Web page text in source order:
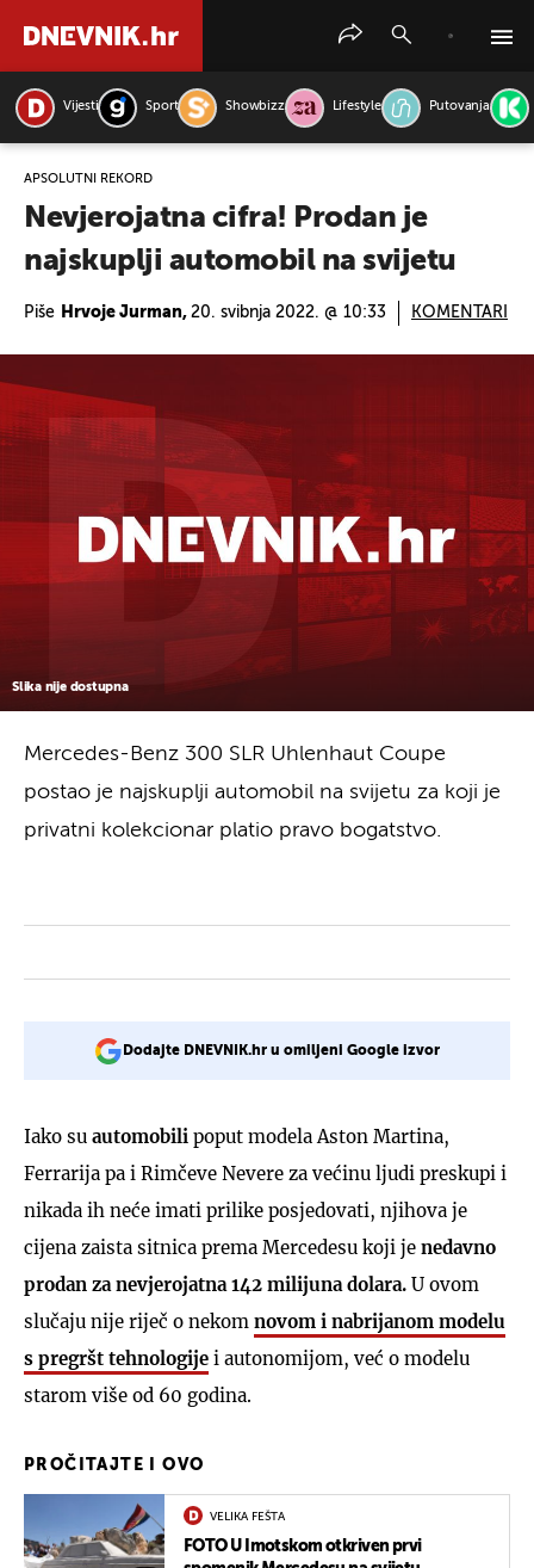
Vijesti Sport Showbizz Lifestyle Putovanja
APSOLUTNI REKORD
Nevjerojatna cifra! Prodan je
najskuplji automobil na svijetu
Piše Hrvoje Jurman, 20. svibnja 2022. @ 10:33 KOMENTARI
Slika nije dostupna
Mercedes-Benz 300 SLR Uhlenhaut Coupe
postao je najskuplji automobil na svijetu za koji je
privatni kolekcionar platio pravo bogatstvo.
Dodajte DNEVNIK.hr u omiljeni Google izvor
Iako su automobili poput modela Aston Martina,
Ferrarija pa i Rimčeve Nevere za većinu ljudi preskupi i
nikada ih neće imati prilike posjedovati, njihova je
cijena zaista sitnica prema Mercedesu koji je nedavno
prodan za nevjerojatna 142 milijuna dolara. U ovom
slučaju nije riječ o nekom novom i nabrijanom modelu
s pregršt tehnologije i autonomijom, već o modelu
starom više od 60 godina.
PROČITAJTE I OVO
VELIKA FEŠTA
FOTO U Imotskom otkriven prvi
PRETRAŽITE VIJESTI